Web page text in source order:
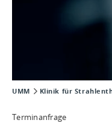
UMM Klinik für
Terminanfrage